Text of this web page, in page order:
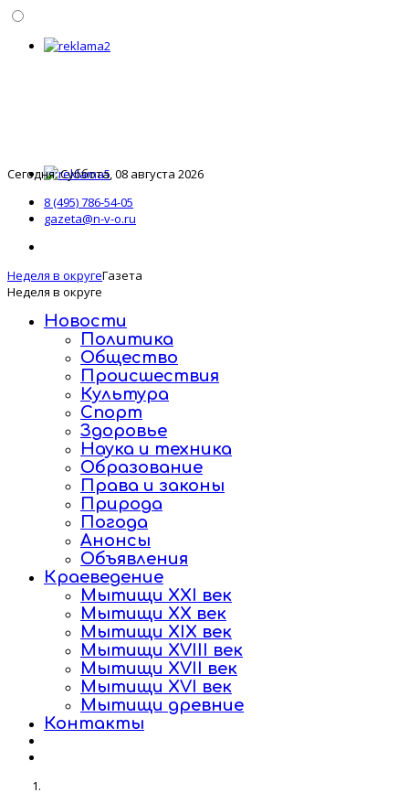
Сегодня: Суббота, 08 августа 2026
8 (495) 786-54-05
gazeta@n-v-o.ru
Неделя в округеГазета
Неделя в округе
Новости
Политика
Общество
Происшествия
Культура
Спорт
Здоровье
Наука и техника
Образование
Права и законы
Природа
Погода
Анонсы
Объявления
Краеведение
Мытищи XXI век
Мытищи XX век
Мытищи XIX век
Мытищи XVIII век
Мытищи XVII век
Мытищи XVI век
Мытищи древние
Контакты